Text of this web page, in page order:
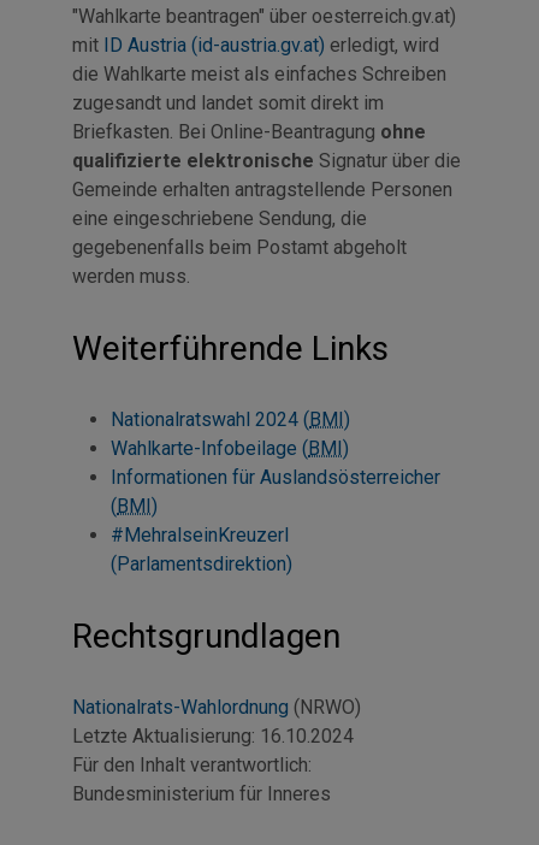
"Wahlkarte beantragen" über oesterreich.gv.at)
mit ID Austria (id-austria.gv.at) erledigt, wird
die Wahlkarte meist als einfaches Schreiben
zugesandt und landet somit direkt im
Briefkasten. Bei Online-Beantragung ohne
qualifizierte elektronische Signatur über die
Gemeinde erhalten antragstellende Personen
eine eingeschriebene Sendung, die
gegebenenfalls beim Postamt abgeholt
werden muss.
Weiterführende Links
Nationalratswahl 2024 (BMI)
Wahlkarte-Infobeilage (BMI)
Informationen für Auslandsösterreicher
(BMI)
#MehralseinKreuzerl
(Parlamentsdirektion)
Rechtsgrundlagen
Nationalrats-Wahlordnung (NRWO)
Letzte Aktualisierung: 16.10.2024
Für den Inhalt verantwortlich:
Bundesministerium für Inneres